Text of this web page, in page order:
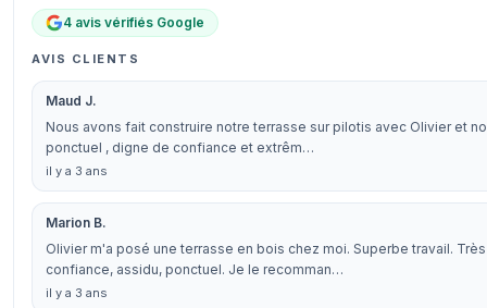
4 avis vérifiés Google
AVIS CLIENTS
Maud J.
Nous avons fait construire notre terrasse sur pilotis avec Olivier et
ponctuel , digne de confiance et extrêm…
il y a 3 ans
Marion B.
Olivier m'a posé une terrasse en bois chez moi. Superbe travail.
confiance, assidu, ponctuel. Je le recomman…
il y a 3 ans